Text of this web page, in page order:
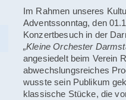
Im Rahmen unseres
Adventssonntag, den
Konzertbesuch in der
„Kleine Orchester
angesiedelt beim Verein
abwechslungsreiches
wusste sein Publikum
klassische Stücke, die